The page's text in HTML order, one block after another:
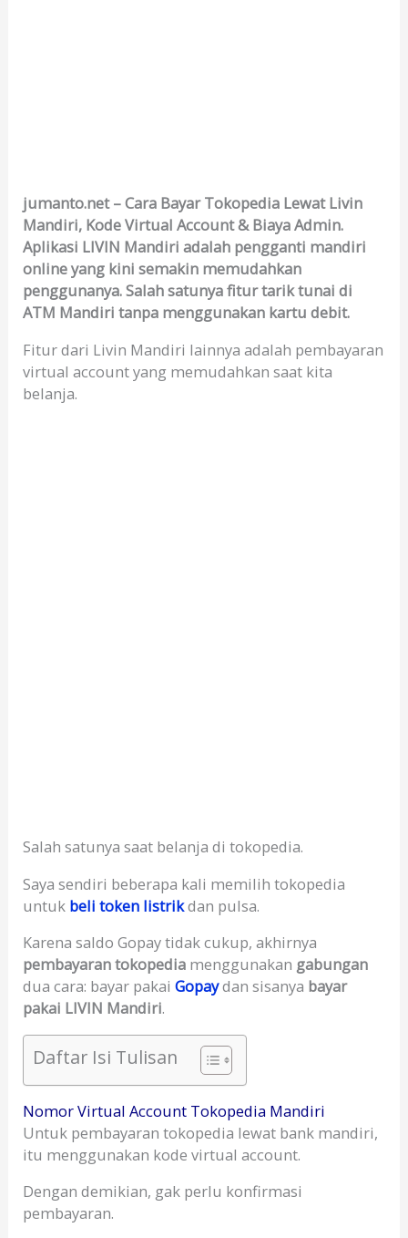
jumanto.net – Cara Bayar Tokopedia Lewat Livin
Mandiri, Kode Virtual Account & Biaya Admin.
Aplikasi LIVIN Mandiri adalah pengganti mandiri
online yang kini semakin memudahkan
penggunanya. Salah satunya fitur tarik tunai di
ATM Mandiri tanpa menggunakan kartu debit.
Fitur dari Livin Mandiri lainnya adalah pembayaran
virtual account yang memudahkan saat kita
belanja.
Salah satunya saat belanja di tokopedia.
Saya sendiri beberapa kali memilih tokopedia
untuk beli token listrikdan pulsa.
Karena saldo Gopay tidak cukup, akhirnya
pembayaran tokopedia menggunakan gabungan
dua cara: bayar pakaiGopaydan sisanya bayar
pakai LIVIN Mandiri.
Daftar Isi Tulisan
Nomor Virtual Account Tokopedia Mandiri
Untuk pembayaran tokopedia lewat bank mandiri,
itu menggunakan kode virtual account.
Dengan demikian, gak perlu konfirmasi
pembayaran.